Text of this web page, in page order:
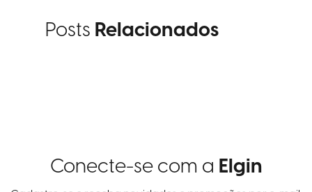
Posts Relacionados
Conecte-se com a Elgin